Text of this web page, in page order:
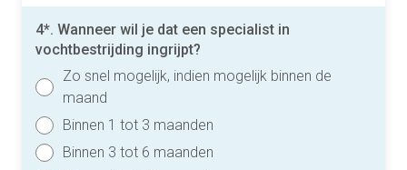
4*. Wanneer wil je dat een specialist in
vochtbestrijding ingrijpt?
Zo snel mogelijk, indien mogelijk binnen de
maand
Binnen 1 tot 3 maanden
Binnen 3 tot 6 maanden